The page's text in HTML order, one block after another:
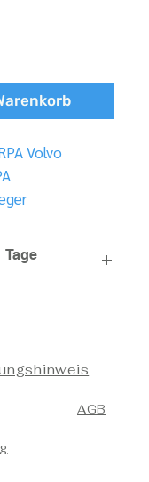
Volvo
Tage
AGB